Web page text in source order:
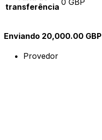
transferência
Enviando 20,000.00 GBP
Provedor